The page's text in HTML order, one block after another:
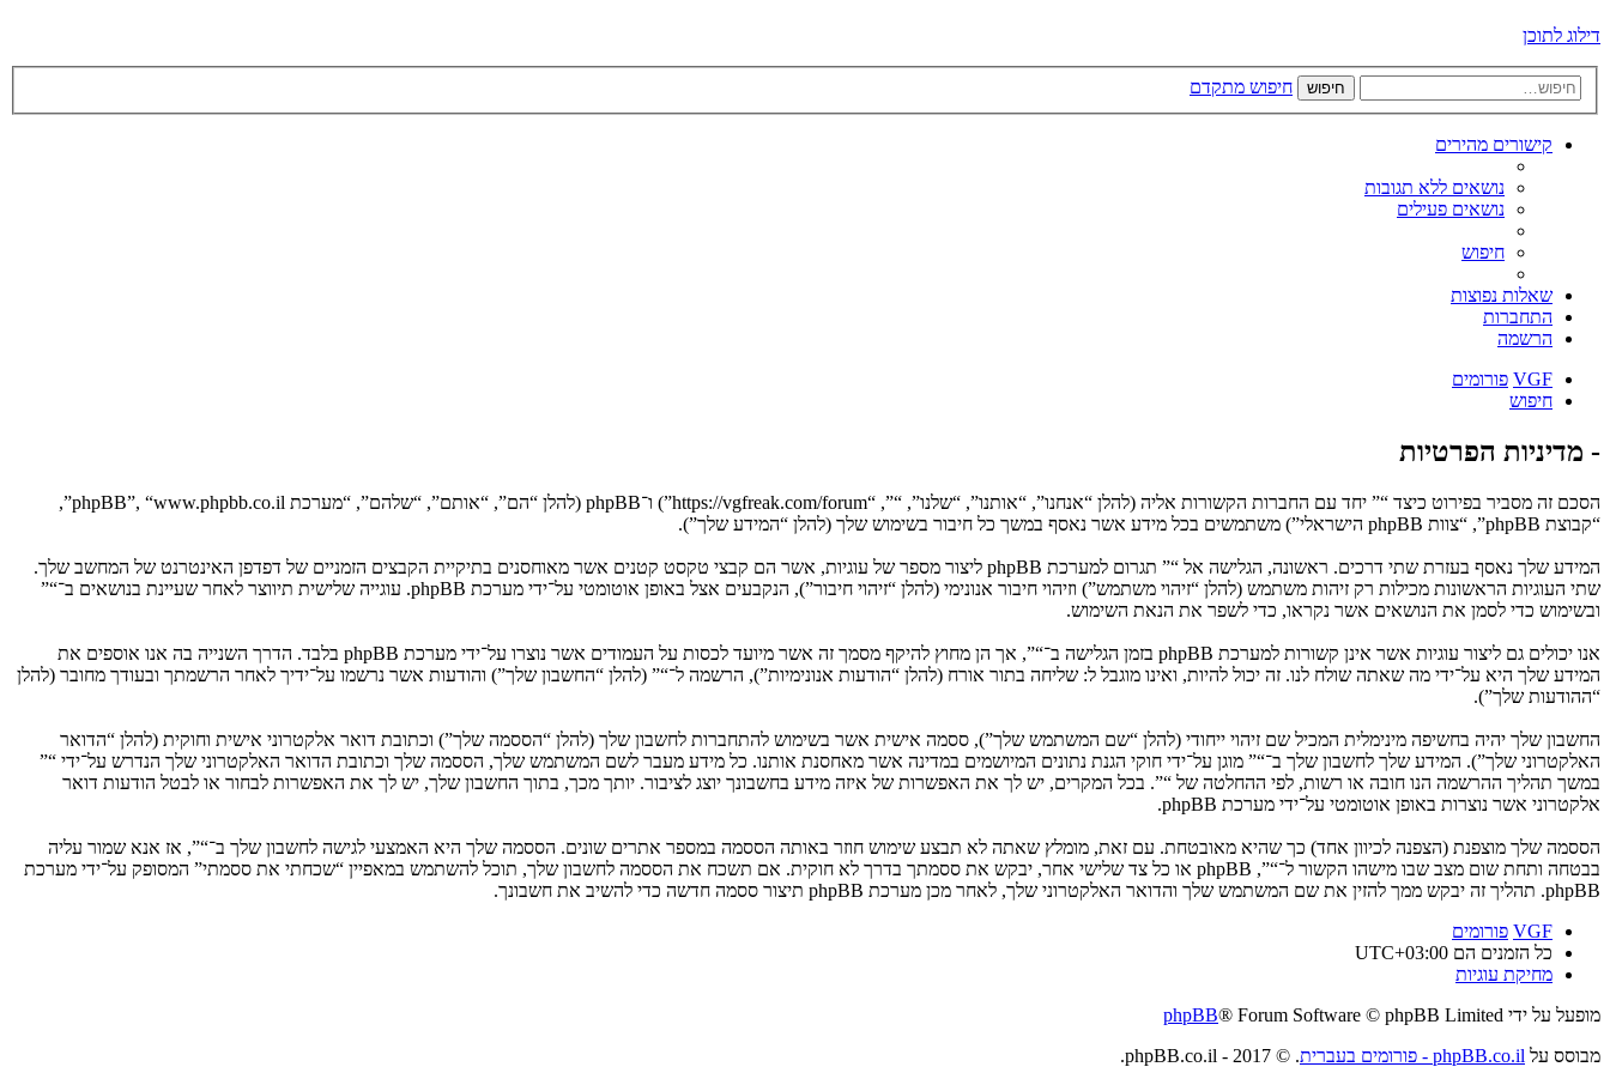
דילוג לתוכן
חיפוש חיפוש מתקדם
קישורים מהירים
נושאים ללא תגובות
נושאים פעילים
חיפוש
שאלות נפוצות
התחברות
הרשמה
VGF פורומים
חיפוש
- מדיניות הפרטיות
הסכם זה מסביר בפירוט כיצד “” יחד עם החברות הקשורות אליה (להלן “אנחנו”, “אותנו”, “שלנו”, “”, “https://vgfreak.com/forum”) ו־phpBB (להלן “הם”, “אותם”, “שלהם”, “מערכת phpBB”, “www.phpbb.co.il”,
“קבוצת phpBB”, “צוות phpBB הישראלי”) משתמשים בכל מידע אשר נאסף במשך כל חיבור בשימוש שלך (להלן “המידע שלך”).
המידע שלך נאסף בעזרת שתי דרכים. ראשונה, הגלישה אל “” תגרום למערכת phpBB ליצור מספר של עוגיות, אשר הם קבצי טקסט קטנים אשר מאוחסנים בתיקיית הקבצים הזמניים של דפדפן האינטרנט של המחשב שלך.
שתי העוגיות הראשונות מכילות רק זיהות משתמש (להלן “זיהוי משתמש”) וזיהוי חיבור אנונימי (להלן “זיהוי חיבור”), הנקבעים אצל באופן אוטומטי על־ידי מערכת phpBB. עוגייה שלישית תיווצר לאחר שעיינת בנושאים ב־“”
ובשימוש כדי לסמן את הנושאים אשר נקראו, כדי לשפר את הנאת השימוש.
אנו יכולים גם ליצור עוגיות אשר אינן קשורות למערכת phpBB בזמן הגלישה ב־“”, אך הן מחוץ להיקף מסמך זה אשר מיועד לכסות על העמודים אשר נוצרו על־ידי מערכת phpBB בלבד. הדרך השנייה בה אנו אוספים את
המידע שלך היא על־ידי מה שאתה שולח לנו. זה יכול להיות, ואינו מוגבל ל: שליחה בתור אורח (להלן “הודעות אנונימיות”), הרשמה ל־“” (להלן “החשבון שלך”) והודעות אשר נרשמו על־ידיך לאחר הרשמתך ובעודך מחובר (להלן
“ההודעות שלך”).
החשבון שלך יהיה בחשיפה מינימלית המכיל שם זיהוי ייחודי (להלן “שם המשתמש שלך”), ססמה אישית אשר בשימוש להתחברות לחשבון שלך (להלן “הססמה שלך”) וכתובת דואר אלקטרוני אישית וחוקית (להלן “הדואר
האלקטרוני שלך”). המידע שלך לחשבון שלך ב־“” מוגן על־ידי חוקי הגנת נתונים המיושמים במדינה אשר מאחסנת אותנו. כל מידע מעבר לשם המשתמש שלך, הססמה שלך וכתובת הדואר האלקטרוני שלך הנדרש על־ידי “”
במשך תהליך ההרשמה הנו חובה או רשות, לפי ההחלטה של “”. בכל המקרים, יש לך את האפשרות של איזה מידע בחשבונך יוצג לציבור. יותך מכך, בתוך החשבון שלך, יש לך את האפשרות לבחור או לבטל הודעות דואר
אלקטרוני אשר נוצרות באופן אוטומטי על־ידי מערכת phpBB.
הססמה שלך מוצפנת (הצפנה לכיוון אחד) כך שהיא מאובטחת. עם זאת, מומלץ שאתה לא תבצע שימוש חוזר באותה הססמה במספר אתרים שונים. הססמה שלך היא האמצעי לגישה לחשבון שלך ב־“”, אז אנא שמור עליה
בבטחה ותחת שום מצב שבו מישהו הקשור ל־“”, phpBB או כל צד שלישי אחר, יבקש את ססמתך בדרך לא חוקית. אם תשכח את הססמה לחשבון שלך, תוכל להשתמש במאפיין “שכחתי את ססמתי” המסופק על־ידי מערכת
phpBB. תהליך זה יבקש ממך להזין את שם המשתמש שלך והדואר האלקטרוני שלך, לאחר מכן מערכת phpBB תיצור ססמה חדשה כדי להשיב את חשבונך.
VGF פורומים
כל הזמנים הם UTC+03:00
מחיקת עוגיות
מופעל על ידי
phpBB® Forum Software © phpBB Limited
מבוסס על phpBB.co.il - פורומים בעברית . © 2017 - phpBB.co.il.